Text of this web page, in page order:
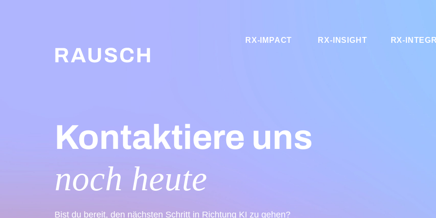
RX-IMPACT RX-INSIGHT RX-
Kontaktiere uns
noch heute
Bist du bereit, den nächsten Schritt in Richtung KI zu gehen?